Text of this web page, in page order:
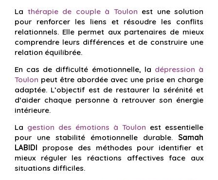
La thérapie de couple à Toulon est une solution
pour renforcer les liens et résoudre les conflits
relationnels. Elle permet aux partenaires de mieux
comprendre leurs différences et de construire une
relation équilibrée.
En cas de difficulté émotionnelle, la dépression à
Toulon peut être abordée avec une prise en charge
adaptée. L’objectif est de restaurer la sérénité et
d’aider chaque personne à retrouver son énergie
intérieure.
La gestion des émotions à Toulon est essentielle
pour une stabilité émotionnelle durable. Samah
LABIDI propose des méthodes pour identifier et
mieux réguler les réactions affectives face aux
situations difficiles.